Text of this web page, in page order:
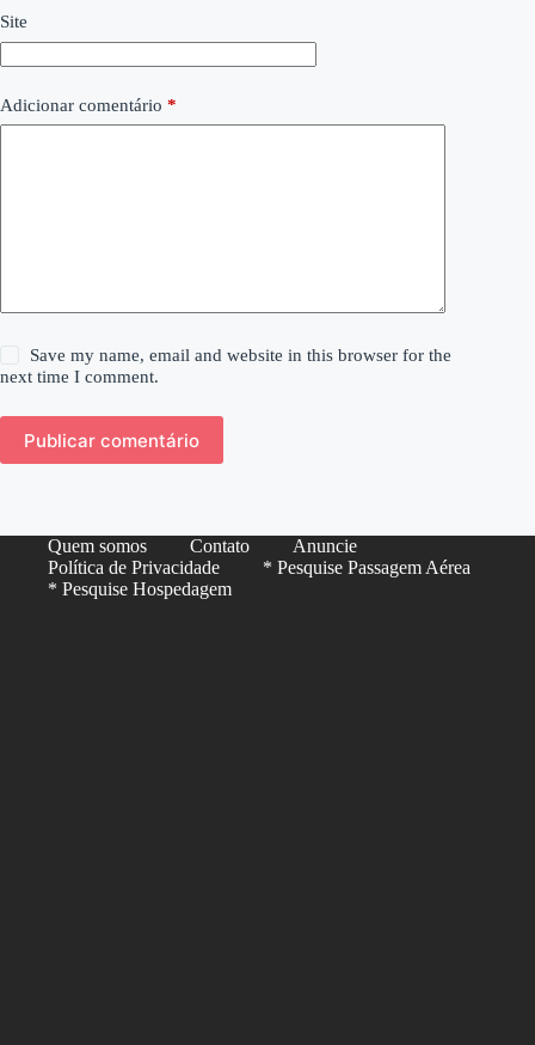
Site
Adicionar comentário *
Save my name, email and website in this browser for the
next time I comment.
Publicar comentário
Quem somos Contato
Anuncie
Política de Privacidade
* Pesquise Passagem Aérea
* Pesquise Hospedagem